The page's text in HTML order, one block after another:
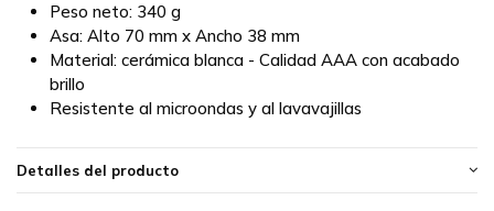
Peso neto: 340 g
Asa: Alto 70 mm x Ancho 38 mm
Material: cerámica blanca - Calidad AAA con acabado
brillo
Resistente al microondas y al lavavajillas
Detalles del producto